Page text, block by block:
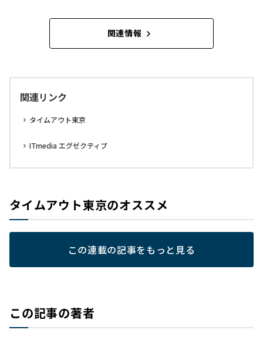
関連情報
関連リンク
タイムアウト東京
ITmedia エグゼクティブ
タイムアウト東京のオススメ
この連載の記事をもっと見る
この記事の著者